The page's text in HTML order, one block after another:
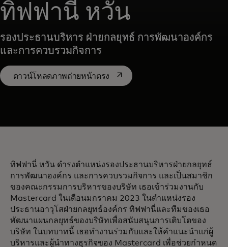
ทิฟฟานี่ หวัน
รองประธานบริหาร ฝ่ายกลยุทธ์ การพัฒนาองค์กร
และการควบรวมกิจการ
ดาวน์โหลดภาพถ่ายหน้าตรง opens in a new tab
ทิฟฟานี่ หวัน ดำรงตำแหน่งรองประธานบริหารฝ่ายกลยุทธ์
การพัฒนาองค์กร และการควบรวมกิจการ และเป็นสมาชิก
ของคณะกรรมการบริหารของบริษัท เธอเข้าร่วมงานกับ
Mastercard ในเดือนมกราคม 2023 ในตำแหน่งรอง
ประธานอาวุโสฝ่ายกลยุทธ์องค์กร ทิฟฟานี่และทีมของเธอ
พัฒนาแผนกลยุทธ์ของบริษัทเพื่อสนับสนุนการเติบโตของ
บริษัท ในบทบาทนี้ เธอทำงานร่วมกับและให้คำแนะนำแก่ผู้
บริหารและผู้นำทางธุรกิจของ Mastercard เพื่อช่วยกำหนด